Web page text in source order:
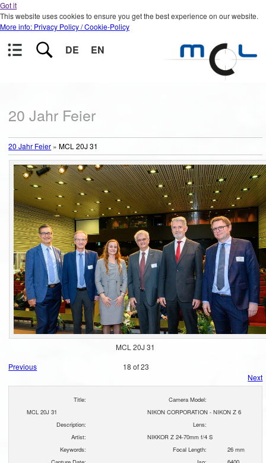
Got it
This website uses cookies to ensure you get the best experience on our website.
More info: Privacy Policy / Cookie-Policy
DE EN
20 Jahr Feier
20 Jahr Feier »MCL 20J 31
MCL 20J 31
Previous
18 of 23
Next
Title:
MCL 20J 31
Description:
Artist:
Keywords:
Camera Model:
NIKON CORPORATION - NIKON Z 6
Lens:
NIKKOR Z 24-70mm f/4 S
Focal Length:
26 mm